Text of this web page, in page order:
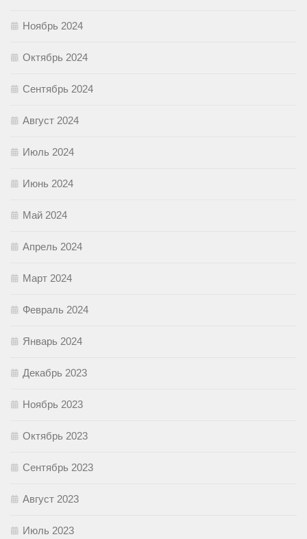
Ноябрь 2024
Октябрь 2024
Сентябрь 2024
Август 2024
Июль 2024
Июнь 2024
Май 2024
Апрель 2024
Март 2024
Февраль 2024
Январь 2024
Декабрь 2023
Ноябрь 2023
Октябрь 2023
Сентябрь 2023
Август 2023
Июль 2023